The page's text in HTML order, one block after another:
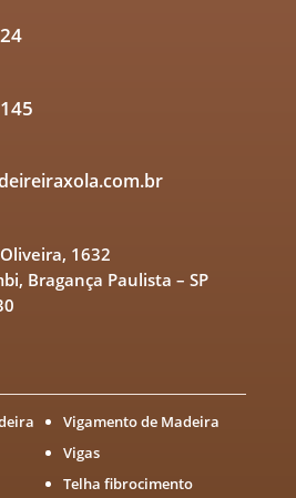
1632
Bragança Paulista – SP
Vigamento de Madeira
Vigas
Telha fibrocimento